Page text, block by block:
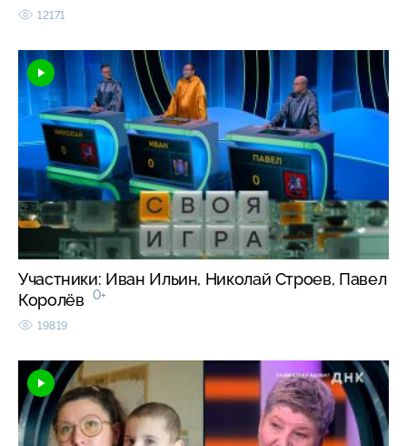
12171
Участники: Иван Ильин, Николай Строев, Павел
Королёв
0+
19819